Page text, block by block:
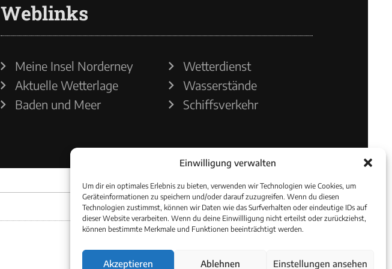
Einwilligung verwalten
Um dir ein optimales Erlebnis zu bieten, verwenden wir Technologien wie Cookies, um
Geräteinformationen zu speichern und/oder darauf zuzugreifen. Wenn du diesen
Technologien zustimmst, können wir Daten wie das Surfverhalten oder eindeutige IDs auf
dieser Website verarbeiten. Wenn du deine Einwillligung nicht erteilst oder zurückziehst,
können bestimmte Merkmale und Funktionen beeinträchtigt werden.
Akzeptieren Ablehnen Einstellungen ansehen
Weblinks
Meine Insel Norderney
Aktuelle Wetterlage
Baden und Meer
Wetterdienst
Wasserstände
Schiffsverkehr